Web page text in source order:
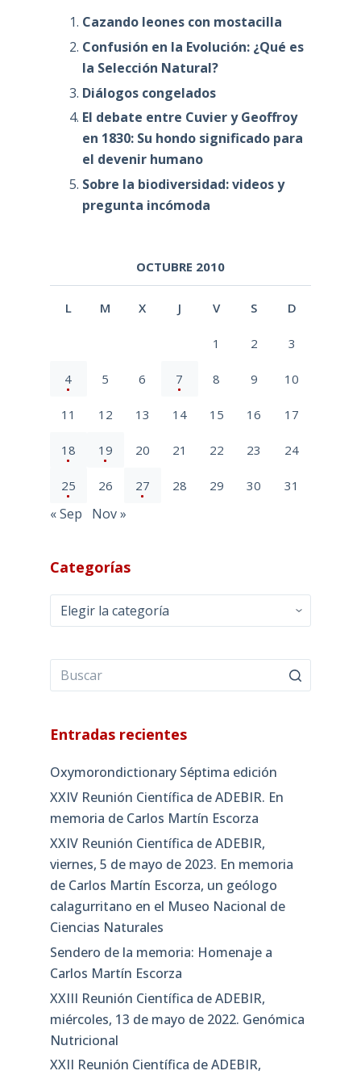
Cazando leones con mostacilla
Confusión en la Evolución: ¿Qué es
la Selección Natural?
Diálogos congelados
El debate entre Cuvier y Geoffroy
en 1830: Su hondo significado para
el devenir humano
Sobre la biodiversidad: videos y
pregunta incómoda
OCTUBRE 2010
L M X J V S D
1 2 3
4 5 6 7 8 9 10
11 12 13 14 15 16 17
18 19 20 21 22 23 24
25 26 27 28 29 30 31
« Sep Nov »
Categorías
Categorías
Entradas recientes
Oxymorondictionary Séptima edición
XXIV Reunión Científica de ADEBIR. En
memoria de Carlos Martín Escorza
XXIV Reunión Científica de ADEBIR,
viernes, 5 de mayo de 2023. En memoria
de Carlos Martín Escorza, un geólogo
calagurritano en el Museo Nacional de
Ciencias Naturales
Sendero de la memoria: Homenaje a
Carlos Martín Escorza
XXIII Reunión Científica de ADEBIR,
miércoles, 13 de mayo de 2022. Genómica
Nutricional
XXII Reunión Científica de ADEBIR,